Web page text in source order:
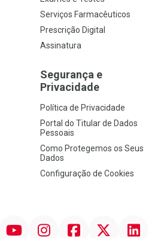
Serviços Farmacêuticos
Prescrição Digital
Assinatura
Segurança e
Privacidade
Política de Privacidade
Portal do Titular de Dados
Pessoais
Como Protegemos os Seus
Dados
Configuração de Cookies
InstagramFacebookTwitter Linkedin